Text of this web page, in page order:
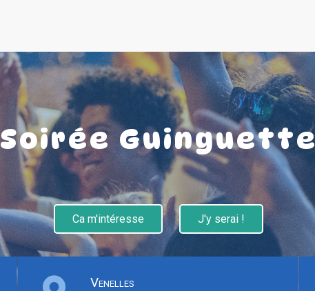
Soirée Guinguette
Ca m'intéresse J'y serai !
Venelles